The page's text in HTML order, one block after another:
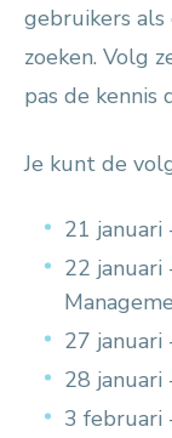
gebruikers als
zoeken. Volg
pas de kennis
Je kunt de
21 januari
22 januari
27 januari
28 januari
3 februari